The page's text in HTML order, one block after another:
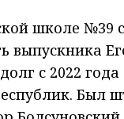
школе №39
выпускника
с 2022
Был